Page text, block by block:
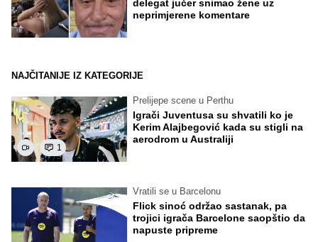
delegat jučer snimao žene uz
neprimjerene komentare
NAJČITANIJE IZ KATEGORIJE
1
Prelijepe scene u Perthu
Igrači Juventusa su shvatili ko je
Kerim Alajbegović kada su stigli na
aerodrom u Australiji
Vratili se u Barcelonu
Flick sinoć održao sastanak, pa
trojici igrača Barcelone saopštio da
napuste pripreme